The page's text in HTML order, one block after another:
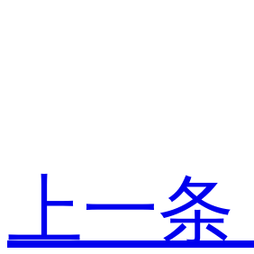
上一条